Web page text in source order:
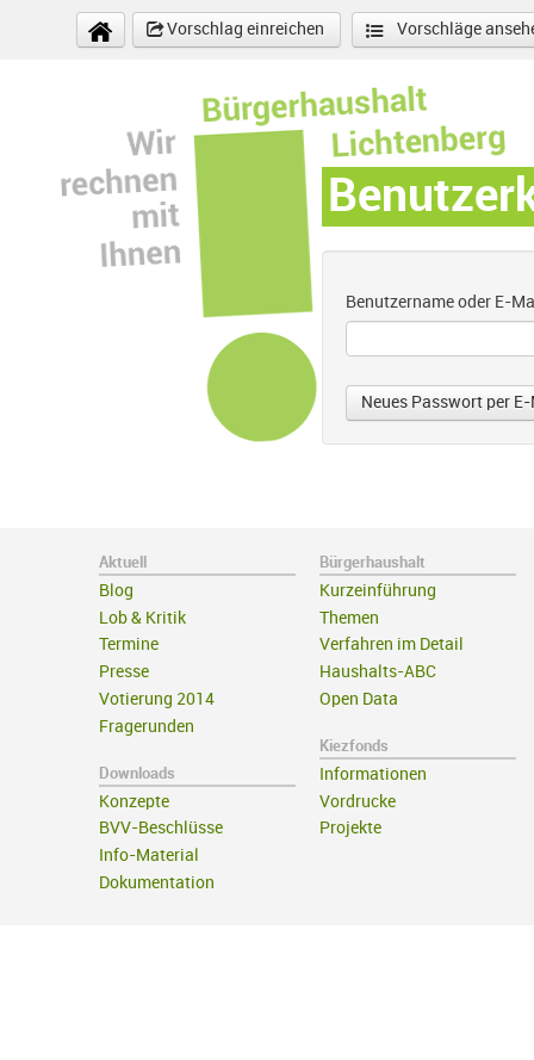
Direkt zum Inhalt
Vorschlag einreichen
Vorschläge
Benutzername oder E-
Aktuell
Blog
Lob & Kritik
Termine
Presse
Votierung 2014
Fragerunden
Downloads
Konzepte
BVV-Beschlüsse
Info-Material
Dokumentation
Bürgerhaushalt
Kurzeinführung
Themen
Verfahren im Detail
Haushalts-ABC
Open Data
Kiezfonds
Informationen
Vordrucke
Projekte